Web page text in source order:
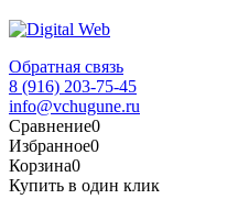
Обратная связь
8 (916) 203-75-45
info@vchugune.ru
Сравнение0
Избранное0
Корзина0
Купить в один клик